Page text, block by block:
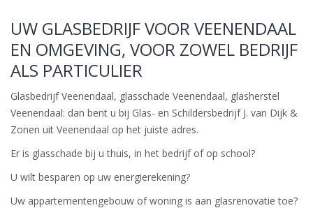
UW GLASBEDRIJF VOOR VEENENDAAL
EN OMGEVING, VOOR ZOWEL BEDRIJF
ALS PARTICULIER
Glasbedrijf Veenendaal, glasschade Veenendaal, glasherstel
Veenendaal: dan bent u bij Glas- en Schildersbedrijf J. van Dijk &
Zonen uit Veenendaal op het juiste adres.
Er is glasschade bij u thuis, in het bedrijf of op school?
U wilt besparen op uw energierekening?
Uw appartementengebouw of woning is aan glasrenovatie toe?